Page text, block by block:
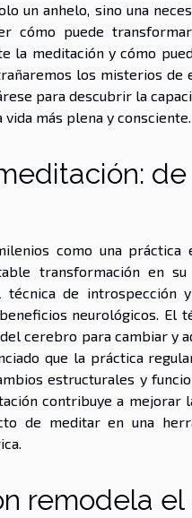
un anhelo, sino una
cómo puede
la meditación y cómo
los misterios
para descubrir la
más plena y consciente.
como una
transformación en
técnica de introspección
neurológicos. El
cerebro para cambiar y
que la práctica
estructurales y
contribuye a
de meditar en una
remodela el